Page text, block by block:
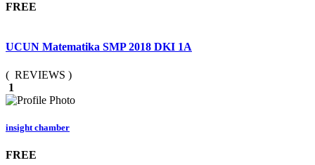
FREE
UCUN Matematika SMP 2018 DKI 1A
( REVIEWS )
1
insight chamber
FREE